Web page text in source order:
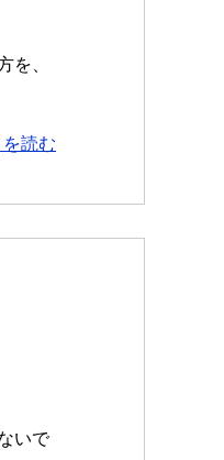
を、
読む
いで